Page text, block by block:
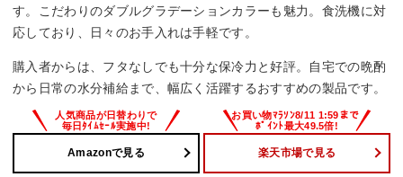
す。こだわりのダブルグラデーションカラーも魅力。食洗機に対
応しており、日々のお手入れは手軽です。
購入者からは、フタなしでも十分な保冷力と好評。自宅での晩酌
から日常の水分補給まで、幅広く活躍するおすすめの製品です。
Amazonで見る 楽天市場で見る